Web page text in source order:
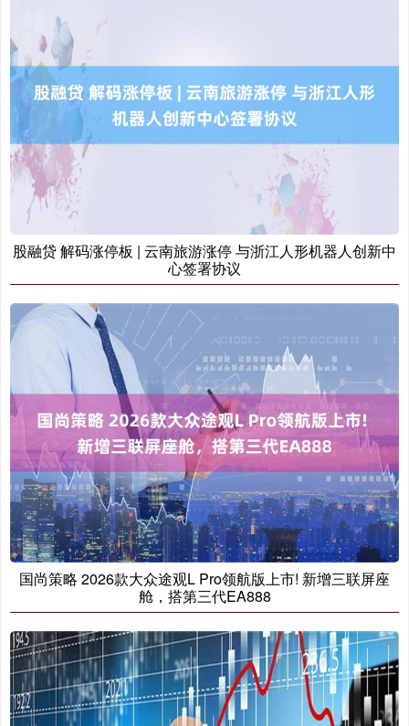
股融贷 解码涨停板 | 云南旅游涨停 与浙江人形机器人创新中
心签署协议
国尚策略 2026款大众途观L Pro领航版上市! 新增三联屏座
舱，搭第三代EA888